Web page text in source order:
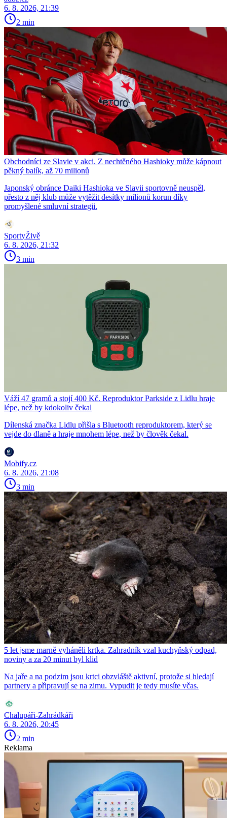
6. 8. 2026, 21:39
2 min
Obchodníci ze Slavie v akci. Z nechtěného Hashioky může kápnout
pěkný balík, až 70 milionů
Japonský obránce Daiki Hashioka ve Slavii sportovně neuspěl,
přesto z něj klub může vytěžit desítky milionů korun díky
promyšlené smluvní strategii.
SportyŽivě
6. 8. 2026, 21:32
3 min
Váží 47 gramů a stojí 400 Kč. Reproduktor Parkside z Lidlu hraje
lépe, než by kdokoliv čekal
Dílenská značka Lidlu přišla s Bluetooth reproduktorem, který se
vejde do dlaně a hraje mnohem lépe, než by člověk čekal.
Mobify.cz
6. 8. 2026, 21:08
3 min
5 let jsme marně vyháněli krtka. Zahradník vzal kuchyňský odpad,
noviny a za 20 minut byl klid
Na jaře a na podzim jsou krtci obzvláště aktivní, protože si hledají
partnery a připravují se na zimu. Vypudit je tedy musíte včas.
Chalupáři-Zahrádkáři
6. 8. 2026, 20:45
2 min
Reklama